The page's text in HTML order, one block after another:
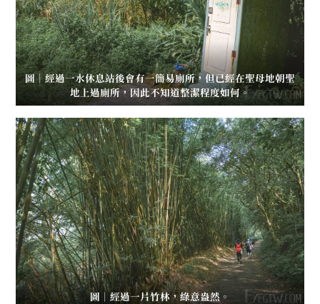
圖｜經過一水休息站後會有一簡易廁所，但已經在聖母地朝聖
地上過廁所，因此不知道整潔程度如何。
圖｜經過一片竹林，綠意盎然。